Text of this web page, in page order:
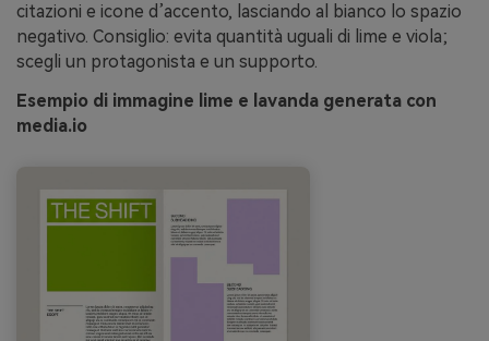
citazioni e icone d’accento, lasciando al bianco lo spazio
negativo. Consiglio: evita quantità uguali di lime e viola;
scegli un protagonista e un supporto.
Esempio di immagine lime e lavanda generata con
media.io